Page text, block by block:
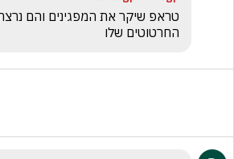
החרטוטים שלו